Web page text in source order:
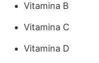
Vitamina B
Vitamina C
Vitamina D